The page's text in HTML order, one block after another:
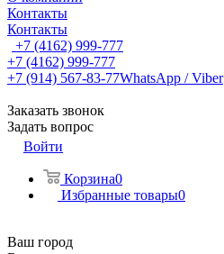
Контакты
Контакты
+7 (4162) 999-777
+7 (4162) 999-777
+7 (914) 567-83-77WhatsApp / Viber
Заказать звонок
Задать вопрос
Войти
Корзина0
Избранные товары0
Ваш город